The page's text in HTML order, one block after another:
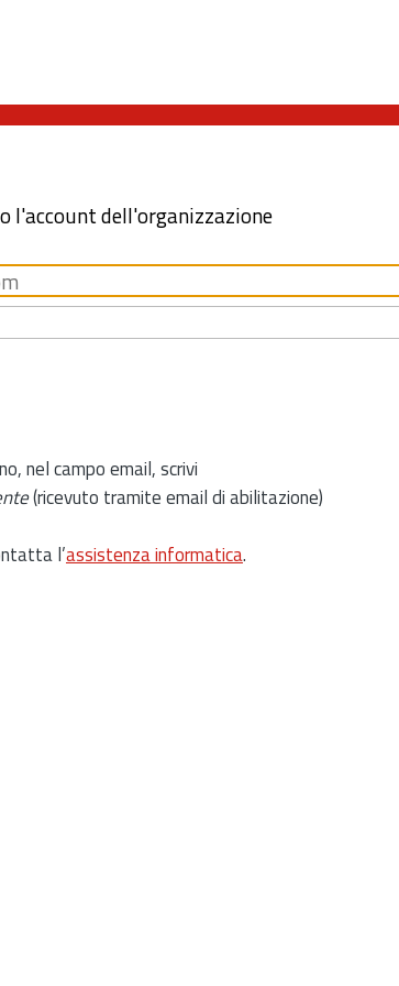
l'account dell'organizzazione
nel campo email, scrivi
(ricevuto tramite email di abilitazione)
l’assistenza informatica.